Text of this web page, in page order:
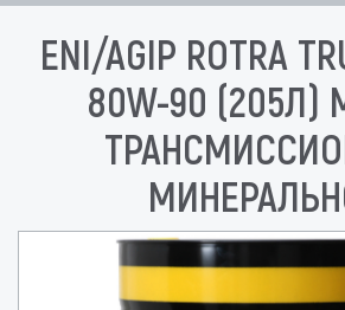
ENI/AGIP ROTRA
80W-90 (205Л)